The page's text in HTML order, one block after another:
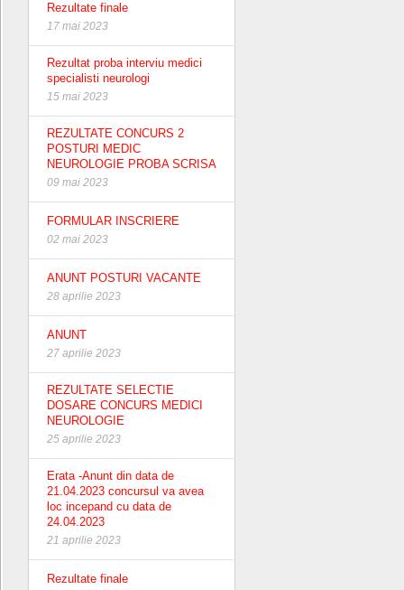
Rezultate finale
17 mai 2023
Rezultat proba interviu medici
specialisti neurologi
15 mai 2023
REZULTATE CONCURS 2
POSTURI MEDIC
NEUROLOGIE PROBA SCRISA
09 mai 2023
FORMULAR INSCRIERE
02 mai 2023
ANUNT POSTURI VACANTE
28 aprilie 2023
ANUNT
27 aprilie 2023
REZULTATE SELECTIE
DOSARE CONCURS MEDICI
NEUROLOGIE
25 aprilie 2023
Erata -Anunt din data de
21.04.2023 concursul va avea
loc incepand cu data de
24.04.2023
21 aprilie 2023
Rezultate finale